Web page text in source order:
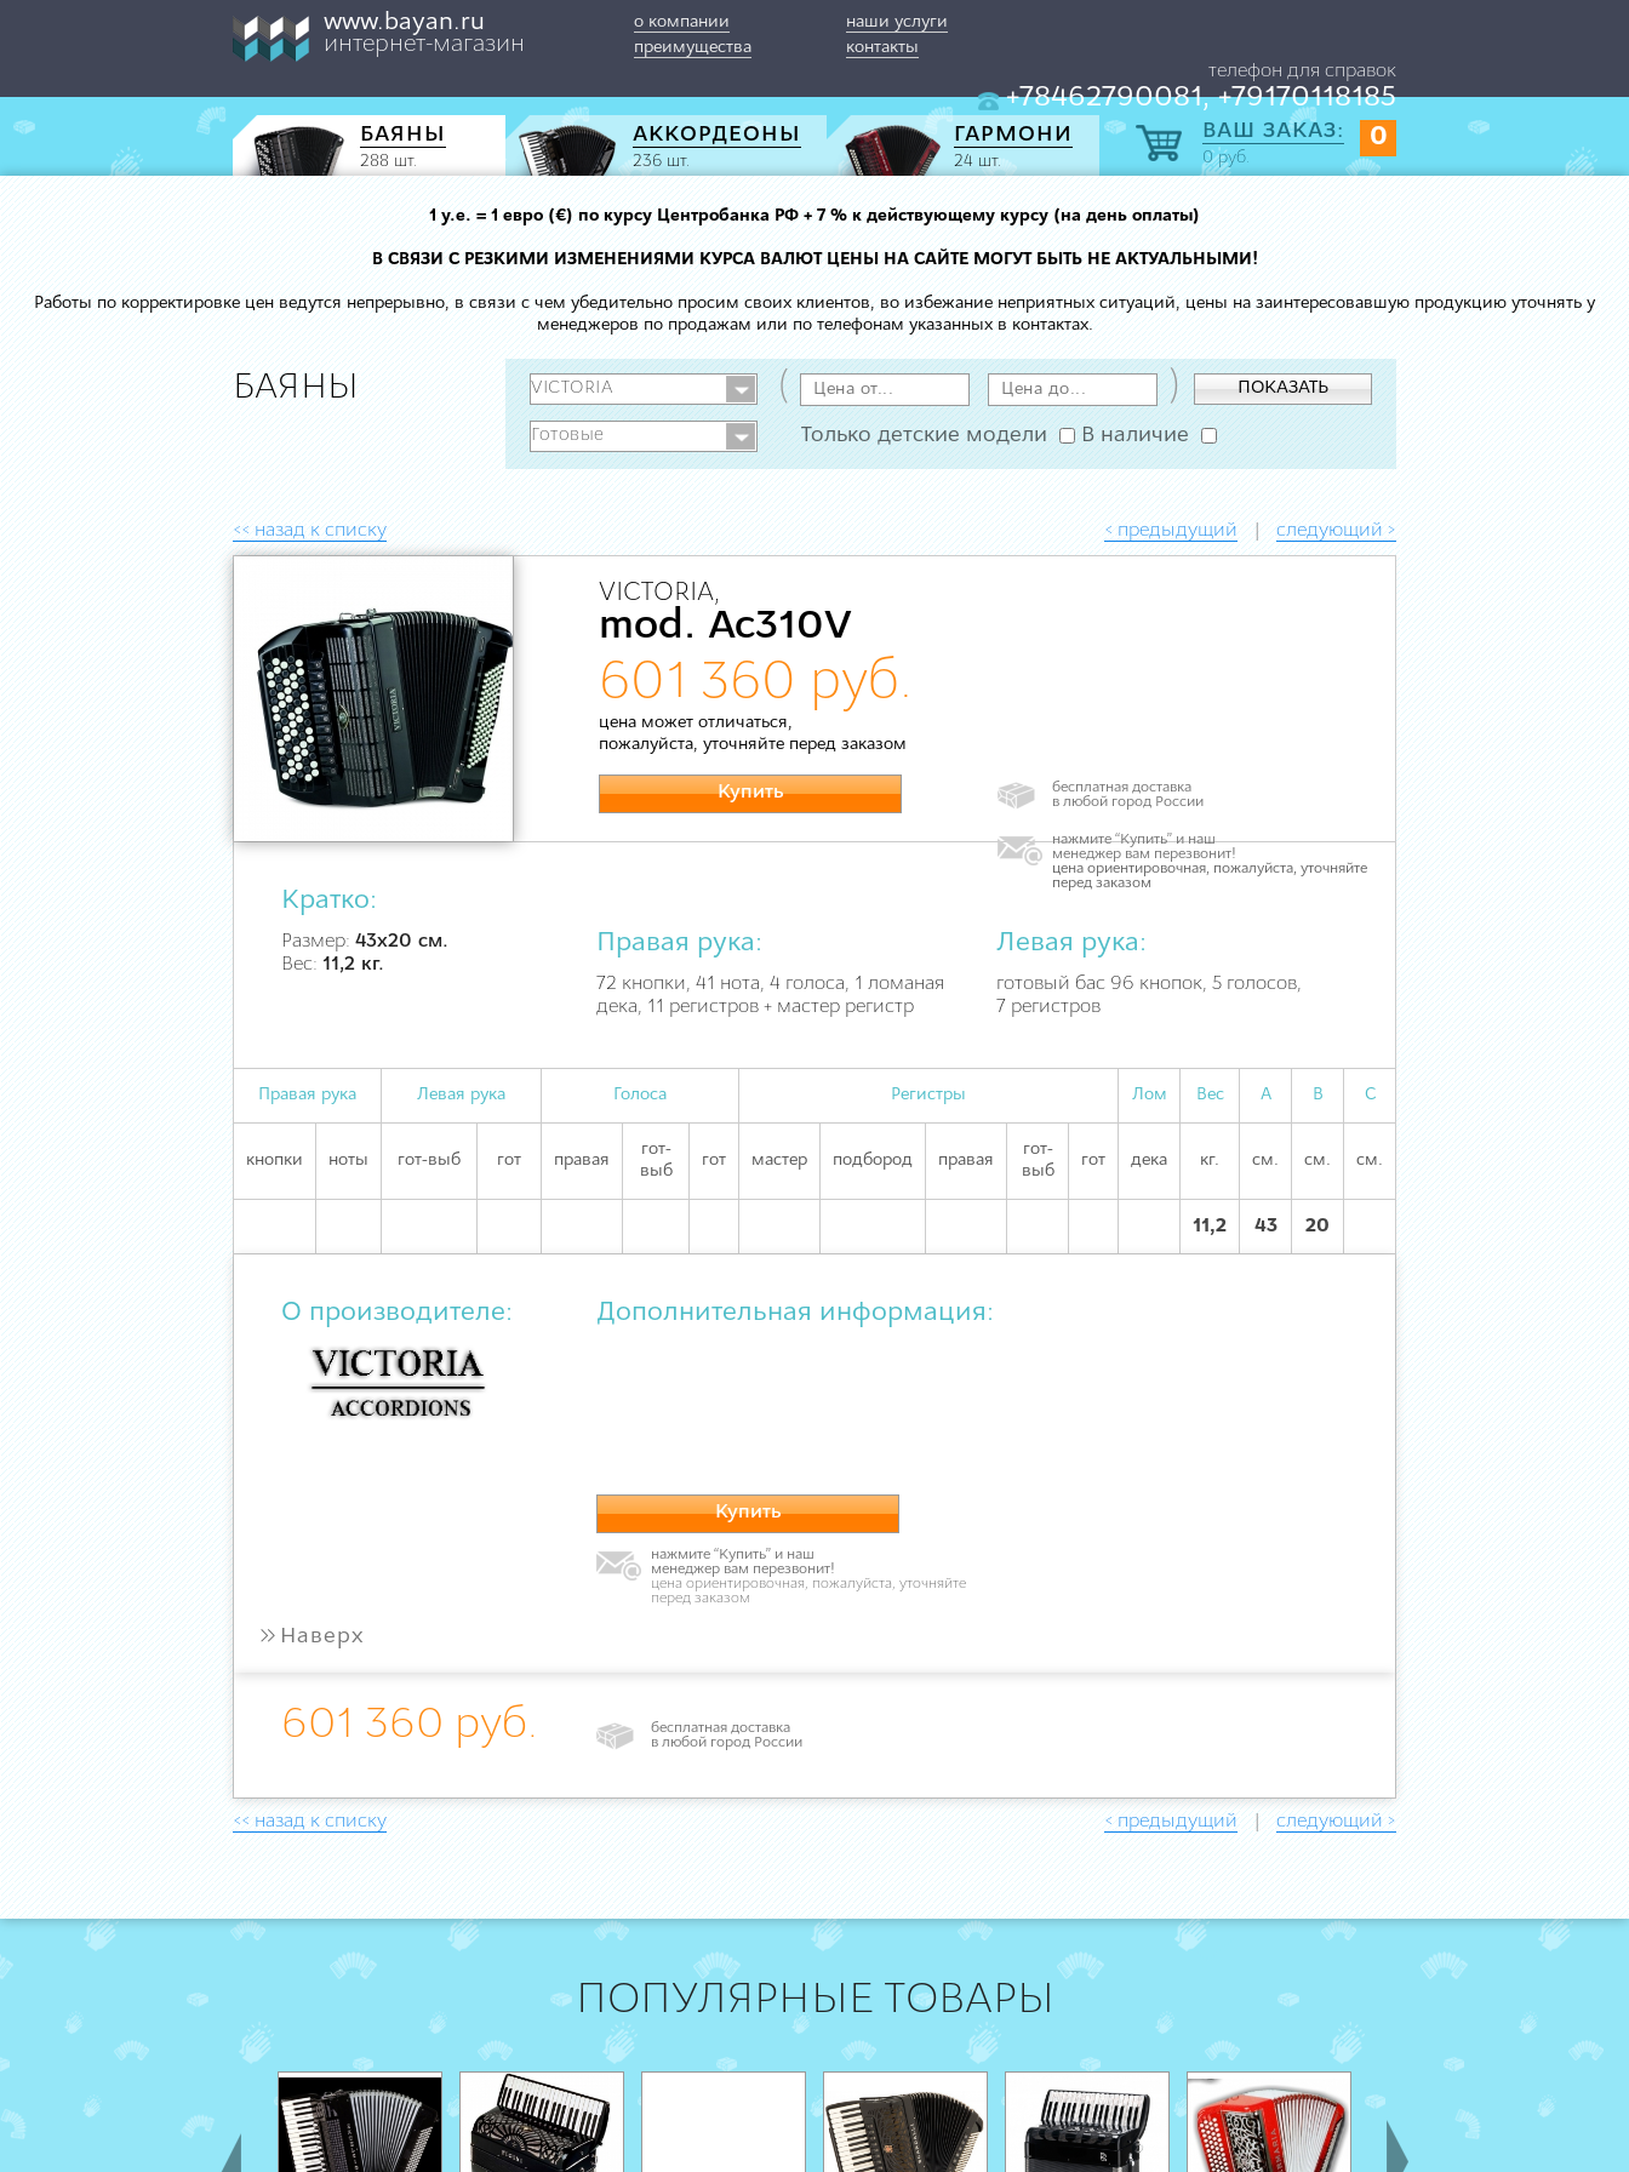
www.bayan.ru
интернет-магазин
о компании
наши услуги
преимущества
контакты
телефон для справок
+78462790081, +79170118185
БАЯНЫ
288 шт.
АККОРДЕОНЫ
236 шт.
ГАРМОНИ
24 шт.
0
ВАШ ЗАКАЗ:
0руб.
1 у.е. = 1 евро (€) по курсу Центробанка РФ + 7 % к действующему курсу (на день оплаты)
В СВЯЗИ С РЕЗКИМИ ИЗМЕНЕНИЯМИ КУРСА ВАЛЮТ ЦЕНЫ НА САЙТЕ МОГУТ БЫТЬ НЕ АКТУАЛЬНЫМИ!
Работы по корректировке цен ведутся непрерывно, в связи с чем убедительно просим своих клиентов, во избежание неприятных ситуаций, цены на заинтересовавшую продукцию уточнять у
менеджеров по продажам или по телефонам указанных в контактах.
БАЯНЫ ( ) ПОКАЗАТЬ
Только детские модели В наличие
<< назад к списку < предыдущий | следующий >
VICTORIA,
mod. Ac310V
601 360 руб.
цена может отличаться,
пожалуйста, уточняйте перед заказом
Купить
бесплатная доставка
в любой город России
нажмите “Купить” и наш
менеджер вам перезвонит!
цена ориентировочная, пожалуйста, уточняйте
перед заказом
Кратко:
Размер: 43х20 см.
Вес: 11,2 кг.
Правая рука:
72 кнопки, 41 нота, 4 голоса, 1 ломаная
дека, 11 регистров + мастер регистр
Левая рука:
готовый бас 96 кнопок, 5 голосов,
7 регистров
Правая рука Левая рука Голоса Регистры Лом Вес А В С
кнопки ноты гот-выб гот правая
гот-
выб
гот мастер подбород правая
гот-
выб
гот дека кг. см. см. см.
11,2 43 20
О производителе: Дополнительная информация:
Купить
нажмите “Купить” и наш
менеджер вам перезвонит!
цена ориентировочная, пожалуйста, уточняйте
перед заказом
» Наверх
601 360 руб.
бесплатная доставка
в любой город России
<< назад к списку < предыдущий | следующий >
ПОПУЛЯРНЫЕ ТОВАРЫ